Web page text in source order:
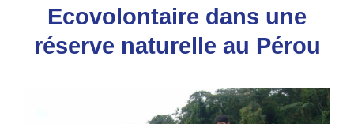
Ecovolontaire dans une
réserve naturelle au Pérou